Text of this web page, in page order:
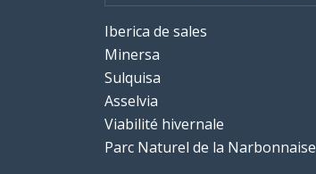
Iberica de sales
Minersa
Sulquisa
Asselvia
Viabilité hivernale
Parc Naturel de la Narbonnaise